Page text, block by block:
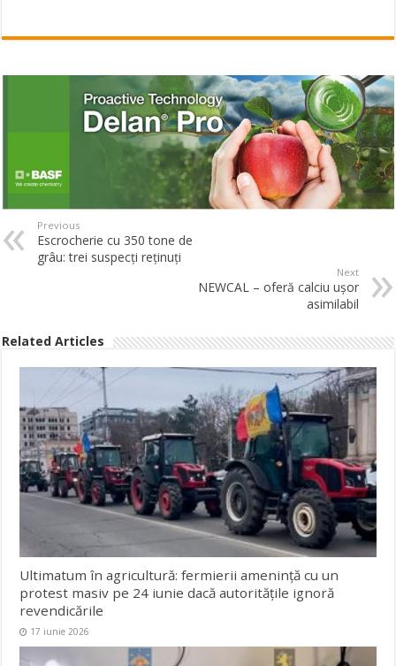
Previous
Escrocherie cu 350 tone de
grâu: trei suspecți reținuți
Next
NEWCAL – oferă calciu ușor
asimilabil
Related Articles
Ultimatum în agricultură: fermierii amenință cu un
protest masiv pe 24 iunie dacă autoritățile ignoră
revendicările
17 iunie 2026